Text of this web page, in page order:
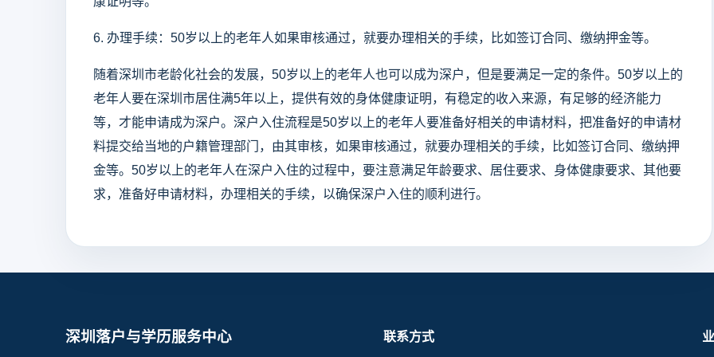
6. 办理手续：50岁以上的老年人如果审核通过，就要办理相关的手续，比如签订合同、缴纳押金等。
随着深圳市老龄化社会的发展，50岁以上的老年人也可以成为深户，但是要满足一定的条件。50岁以上的
老年人要在深圳市居住满5年以上，提供有效的身体健康证明，有稳定的收入来源，有足够的经济能力
等，才能申请成为深户。深户入住流程是50岁以上的老年人要准备好相关的申请材料，把准备好的申请材
料提交给当地的户籍管理部门，由其审核，如果审核通过，就要办理相关的手续，比如签订合同、缴纳押
金等。50岁以上的老年人在深户入住的过程中，要注意满足年龄要求、居住要求、身体健康要求、其他要
求，准备好申请材料，办理相关的手续，以确保深户入住的顺利进行。
深圳落户与学历服务中心 联系方式